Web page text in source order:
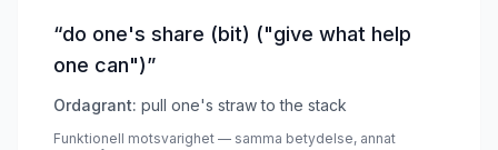
“do one's share (bit) ("give what help
one can")”
Ordagrant: pull one's straw to the stack
Funktionell motsvarighet — samma betydelse, annat